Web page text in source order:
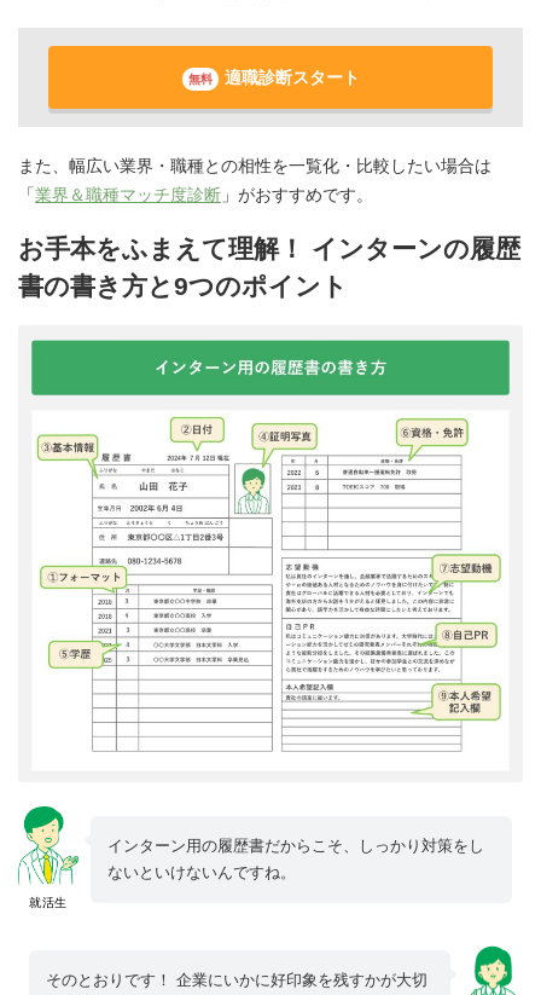
無料 適職診断スタート
また、幅広い業界・職種との相性を一覧化・比較したい場合は
「業界＆職種マッチ度診断 」がおすすめです。
お手本をふまえて理解！ インターンの履歴
書の書き方と9つのポイント
就活生
インターン用の履歴書だからこそ、しっかり対策をし
ないといけないんですね。
そのとおりです！ 企業にいかに好印象を残すかが大切